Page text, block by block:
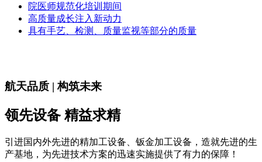
院医师规范化培训期间
高质量成长注入新动力
具有手艺、检测、质量监视等部分的质量
航天品质 | 构筑未来
领先设备 精益求精
引进国内外先进的精加工设备、钣金加工设备，造就先进的生
产基地，为先进技术方案的迅速实施提供了有力的保障！